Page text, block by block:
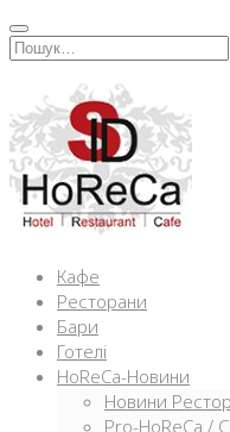
Перейти
кИскать:
Кафе
Ресторани
Бари
Готелі
HoReCa-Новини
Новини
Pro-HoReCa /